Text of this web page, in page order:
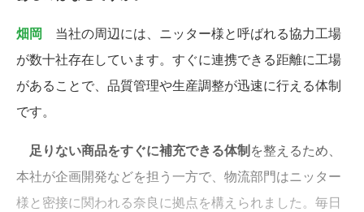
畑岡 当社の周辺には、ニッター様と呼ばれる協力工場
が数十社存在しています。すぐに連携できる距離に工場
があることで、品質管理や生産調整が迅速に行える体制
です。
足りない商品をすぐに補充できる体制を整えるため、
本社が企画開発などを担う一方で、物流部門はニッター
様と密接に関われる奈良に拠点を構えられました。毎日